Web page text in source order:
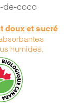
de-coco
doux et sucré
humides.